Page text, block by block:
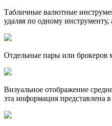
Табличные валютные
удаляя по одному
Отдельные пары или брокеров
Визуальное отображение
эта информация представлена